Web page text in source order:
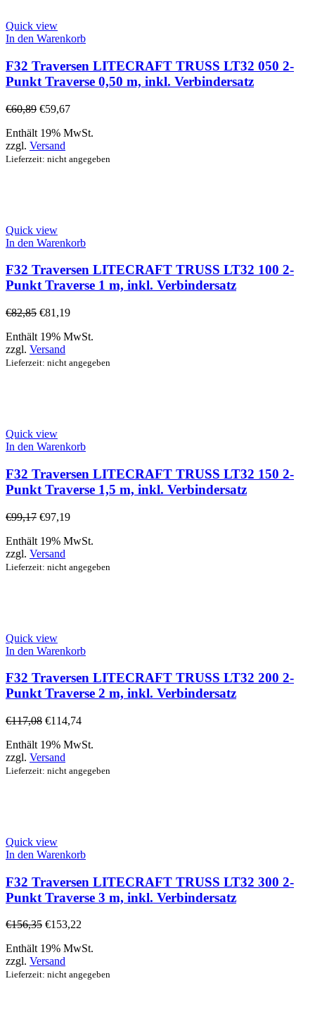
Quick view
In den Warenkorb
F32 Traversen LITECRAFT TRUSS LT32 050 2-
Punkt Traverse 0,50 m, inkl. Verbindersatz
€60,89 €59,67
Enthält 19% MwSt.
zzgl. Versand
Lieferzeit: nicht angegeben
Quick view
In den Warenkorb
F32 Traversen LITECRAFT TRUSS LT32 100 2-
Punkt Traverse 1 m, inkl. Verbindersatz
€82,85 €81,19
Enthält 19% MwSt.
zzgl. Versand
Lieferzeit: nicht angegeben
Quick view
In den Warenkorb
F32 Traversen LITECRAFT TRUSS LT32 150 2-
Punkt Traverse 1,5 m, inkl. Verbindersatz
€99,17 €97,19
Enthält 19% MwSt.
zzgl. Versand
Lieferzeit: nicht angegeben
Quick view
In den Warenkorb
F32 Traversen LITECRAFT TRUSS LT32 200 2-
Punkt Traverse 2 m, inkl. Verbindersatz
€117,08 €114,74
Enthält 19% MwSt.
zzgl. Versand
Lieferzeit: nicht angegeben
Quick view
In den Warenkorb
F32 Traversen LITECRAFT TRUSS LT32 300 2-
Punkt Traverse 3 m, inkl. Verbindersatz
€156,35 €153,22
Enthält 19% MwSt.
zzgl. Versand
Lieferzeit: nicht angegeben